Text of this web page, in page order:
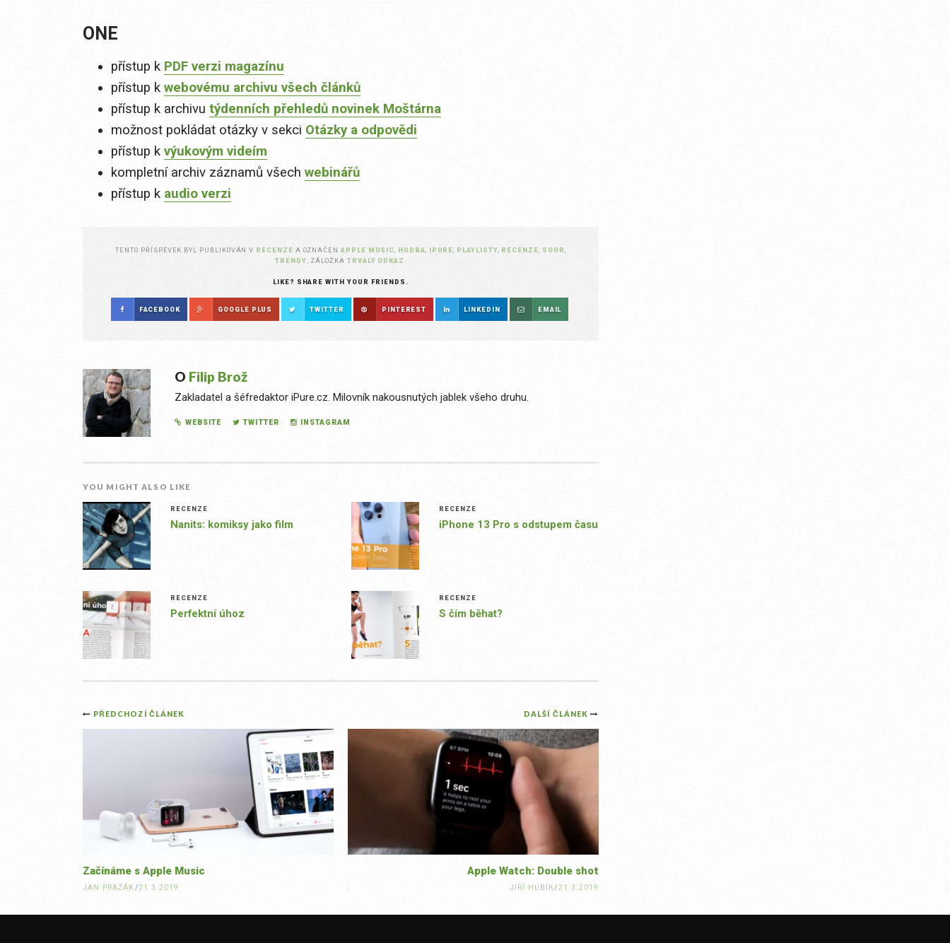
ONE
přístup k PDF verzi magazínu
přístup k webovému archivu všech článků
přístup k archivu týdenních přehledů novinek Moštárna
možnost pokládat otázky v sekci Otázky a odpovědi
přístup k výukovým videím
kompletní archiv záznamů všech webinářů
přístup k audio verzi
TENTO PŘÍSPĚVEK BYL PUBLIKOVÁN V RECENZE A OZNAČEN APPLE MUSIC, HUDBA, IPURE, PLAYLISTY, RECENZE, SOOR,
TRENDY. ZÁLOŽKA TRVALÝ ODKAZ .
LIKE? SHARE WITH YOUR FRIENDS.
FACEBOOK GOOGLE PLUS TWITTER PINTEREST LINKEDIN EMAIL
O Filip Brož
Zakladatel a šéfredaktor iPure.cz. Milovník nakousnutých jablek všeho druhu.
WEBSITE TWITTER INSTAGRAM
YOU MIGHT ALSO LIKE
RECENZE
Nanits: komiksy jako film
RECENZE
iPhone 13 Pro s odstupem času
RECENZE
Perfektní úhoz
RECENZE
S čím běhat?
Post
DALŠÍ ČLÁNEK
Apple Watch: Double shot
JIŘÍ HUBÍK/21.3.2019
PŘEDCHOZÍ ČLÁNEK
Začínáme s Apple Music
JAN PRAŽÁK/21.3.2019